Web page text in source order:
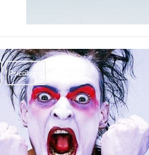
Psicologia